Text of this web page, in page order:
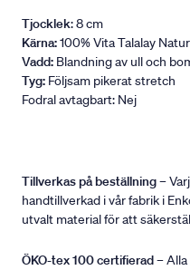
Tjocklek: 8 cm
Kärna:100% Vita Talalay
Vadd: Blandning av ull och
Tyg: Följsam pikerat stretch
Fodral avtagbart: Nej
Tillverkas på beställning–
handtillverkad i vår fabrik i
utvalt material för att
ÖKO-tex 100 certifierad–